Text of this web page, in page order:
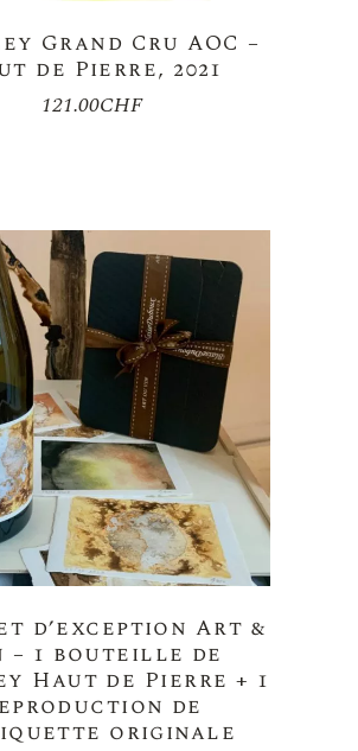
Grand Cru AOC –
de Pierre, 2021
121.00CHF
d’exception Art &
– 1 bouteille de
Haut de Pierre + 1
de
originale